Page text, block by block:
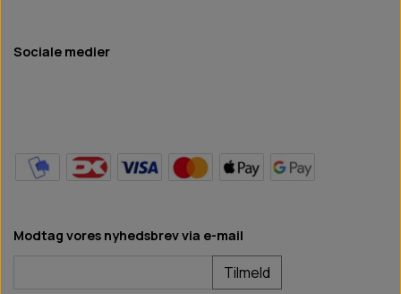
Sociale medier
Modtag vores nyhedsbrev via e-mail
Tilmeld